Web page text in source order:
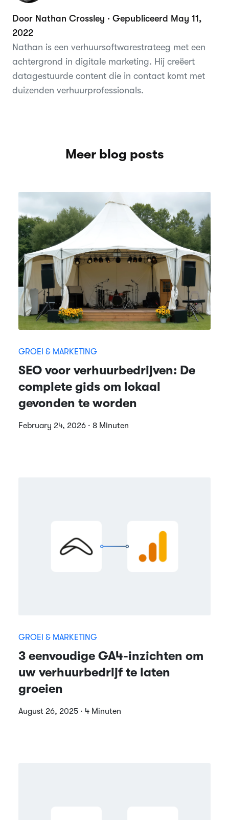
Door Nathan Crossley · Gepubliceerd May 11,
2022
Nathan is een verhuursoftwarestrateeg met een
achtergrond in digitale marketing. Hij creëert
datagestuurde content die in contact komt met
duizenden verhuurprofessionals.
Meer blog posts
GROEI & MARKETING
SEO voor verhuurbedrijven: De
complete gids om lokaal
gevonden te worden
February 24, 2026 · 8 Minuten
GROEI & MARKETING
3 eenvoudige GA4-inzichten om
uw verhuurbedrijf te laten
groeien
August 26, 2025 · 4 Minuten